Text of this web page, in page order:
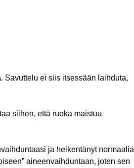
. Savuttelu ei siis itsessään laihduta,
siihen, että ruoka maistuu
ja heikentänyt normaalia
aineenvaihduntaan, joten sen